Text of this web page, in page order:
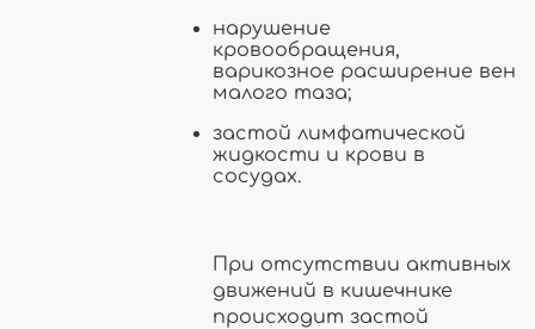
нарушение
кровообращения,
варикозное расширение вен
малого таза;
застой лимфатической
жидкости и крови в
сосудах.
При отсутствии активных
движений в кишечнике
происходит застой